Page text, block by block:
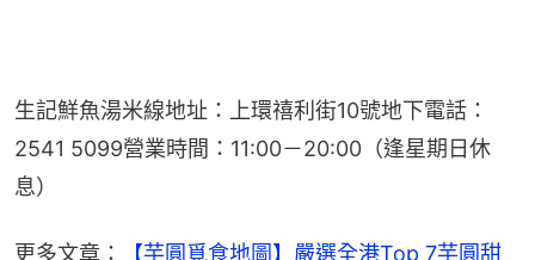
生記鮮魚湯米線地址：上環禧利街10號地下電話：
2541 5099營業時間：11:00－20:00（逢星期日休
息）
更多文章：
【芋圓覓食地圖】嚴選全港Top 7芋圓甜